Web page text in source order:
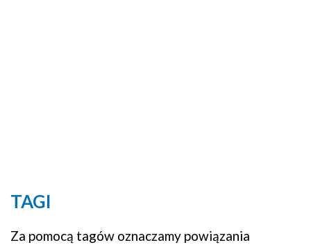
TAGI
Za pomocą tagów oznaczamy powiązania